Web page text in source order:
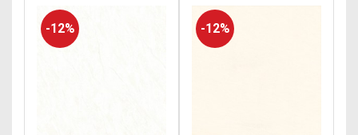
-12% -12%